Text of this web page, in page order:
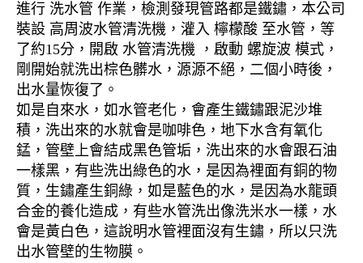
進行 洗水管 作業，檢測發現管路都是鐵鏽，本公司
裝設 高周波水管清洗機，灌入 檸檬酸 至水管，等
了約15分，開啟 水管清洗機 ，啟動 螺旋波 模式，
剛開始就洗出棕色髒水，源源不絕，二個小時後，
出水量恢復了。
如是自來水，如水管老化，會產生鐵鏽跟泥沙堆
積，洗出來的水就會是咖啡色，地下水含有氧化
錳，管壁上會結成黑色管垢，洗出來的水會跟石油
一樣黑，有些洗出綠色的水，是因為裡面有銅的物
質，生鏽產生銅綠，如是藍色的水，是因為水龍頭
合金的養化造成，有些水管洗出像洗米水一樣，水
會是黃白色，這說明水管裡面沒有生鏽，所以只洗
出水管壁的生物膜。